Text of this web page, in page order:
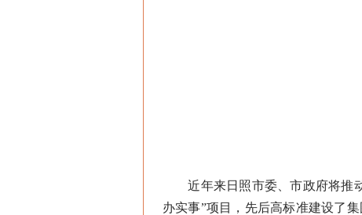
近年来日照市委、市政府将推动
办实事”项目，先后高标准建设了